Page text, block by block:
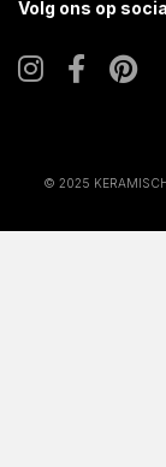
Volg ons op
© 2025